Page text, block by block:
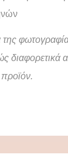
διαφορετικά